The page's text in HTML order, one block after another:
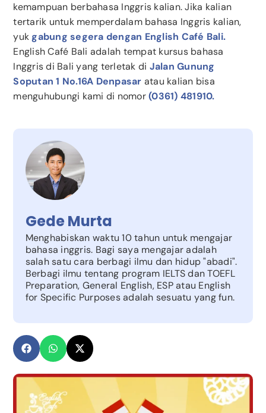
kemampuan berbahasa Inggris kalian. Jika kalian
tertarik untuk memperdalam bahasa Inggris kalian,
yukgabung segera dengan English Café Bali.
English Café Bali adalah tempat kursus bahasa
Inggris di Bali yang terletak di Jalan Gunung
Soputan 1 No.16A Denpasar atau kalian bisa
menguhubungi kami di nomor(0361) 481910.
Gede Murta
Menghabiskan waktu 10 tahun untuk mengajar
bahasa inggris. Bagi saya mengajar adalah
salah satu cara berbagi ilmu dan hidup "abadi".
Berbagi ilmu tentang program IELTS dan TOEFL
Preparation, General English, ESP atau English
for Specific Purposes adalah sesuatu yang fun.